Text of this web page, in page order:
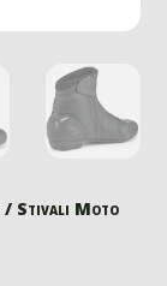
/ Stivali Moto